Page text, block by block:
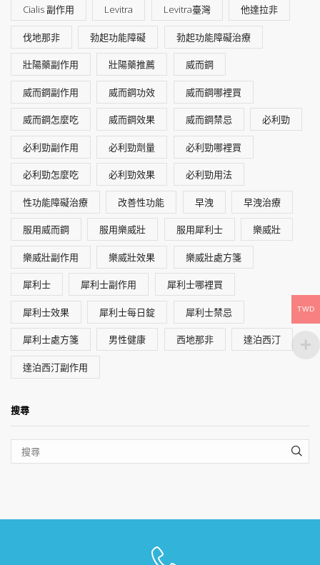
Cialis 副作用 Levitra Levitra臺灣 他達拉非
伐地那非 勃起功能障礙 勃起功能障礙治療
壯陽藥副作用 壯陽藥推薦 威而鋼
威而鋼副作用 威而鋼功效 威而鋼哪裡買
威而鋼怎麼吃 威而鋼效果 威而鋼禁忌 必利勁
必利勁副作用 必利勁劑量 必利勁哪裡買
必利勁怎麼吃 必利勁效果 必利勁用法
性功能障礙治療 改善性功能 早洩 早洩治療
服用威而鋼 服用樂威壯 服用犀利士 樂威壯
樂威壯副作用 樂威壯效果 樂威壯處方箋
犀利士 犀利士副作用 犀利士哪裡買
犀利士效果 犀利士每日錠 犀利士禁忌
犀利士處方箋 男性健康 西地那非 達泊西汀
達泊西汀副作用
搜尋
TWD